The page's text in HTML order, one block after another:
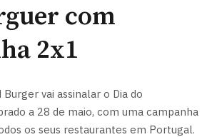
com
2x1
vai assinalar o Dia do
a 28 de maio, com uma campanha
os seus restaurantes em Portugal.